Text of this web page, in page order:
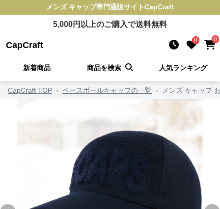
メンズ キャップ専門通販サイトCapCraft
5,000円以上のご購入で送料無料
CapCraft 0 0
新着商品 商品を検索 人気ランキング
CapCraft TOP › ベースボールキャップの一覧 › メンズ キャップ